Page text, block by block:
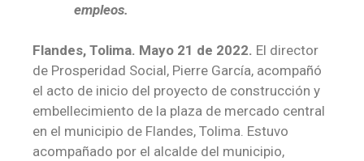
empleos.
Flandes, Tolima. Mayo 21 de 2022. El director
de Prosperidad Social, Pierre García, acompañó
el acto de inicio del proyecto de construcción y
embellecimiento de la plaza de mercado central
en el municipio de Flandes, Tolima. Estuvo
acompañado por el alcalde del municipio,